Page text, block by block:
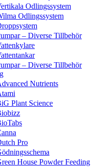
Odlingssystem
Odlingssystem
– Diverse Tillbehör
– Diverse Tillbehör
Nutrients
Plant Science
Pro
House Powder Feeding